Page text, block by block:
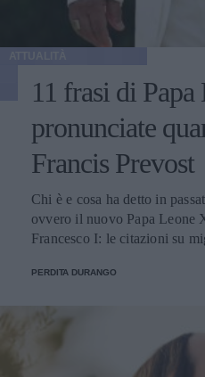
11 frasi di
pronunciate
Francis Prevost
Chi è e cosa ha detto in
ovvero il nuovo Papa Leone
Francesco I: le citazioni su
PERDITA DURANGO